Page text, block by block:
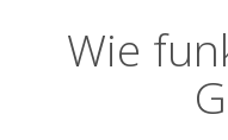
Wie